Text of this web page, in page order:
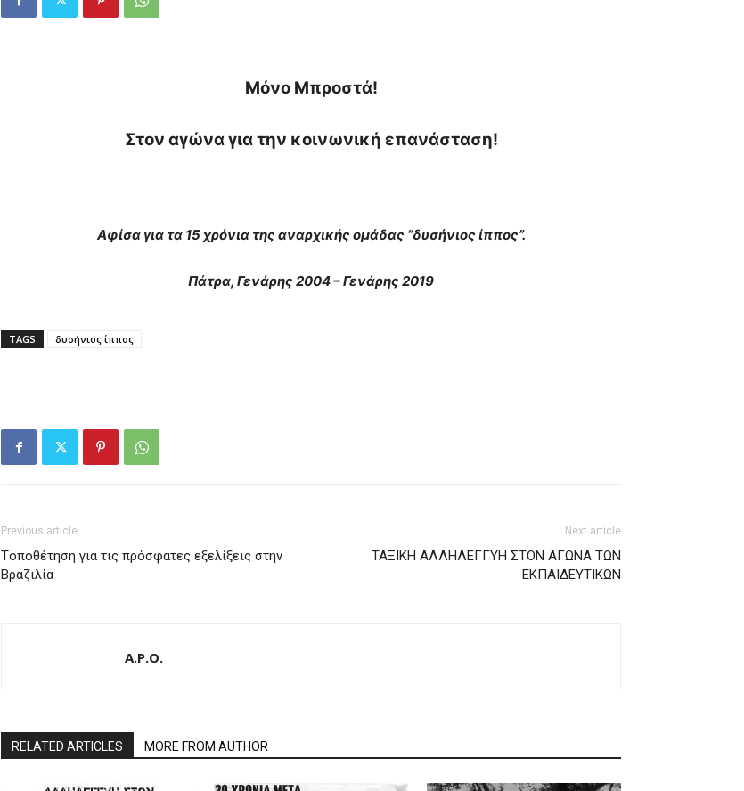
Οργάνωση
Μόνο Μπροστά!
Στον αγώνα για την κοινωνική επανάσταση!
Αφίσα για τα 15 χρόνια της αναρχικής ομάδας “δυσήνιος ίππος”.
Πάτρα, Γενάρης 2004 – Γενάρης 2019
TAGS δυσήνιος ίππος
Previous article
Tοποθέτηση για τις πρόσφατες εξελίξεις στην
Βραζιλία
Next article
ΤΑΞΙΚΗ ΑΛΛΗΛΕΓΓΥΗ ΣΤΟΝ ΑΓΩΝΑ ΤΩΝ
ΕΚΠΑΙΔΕΥΤΙΚΩΝ
A.P.O.
RELATED ARTICLES MORE FROM AUTHOR